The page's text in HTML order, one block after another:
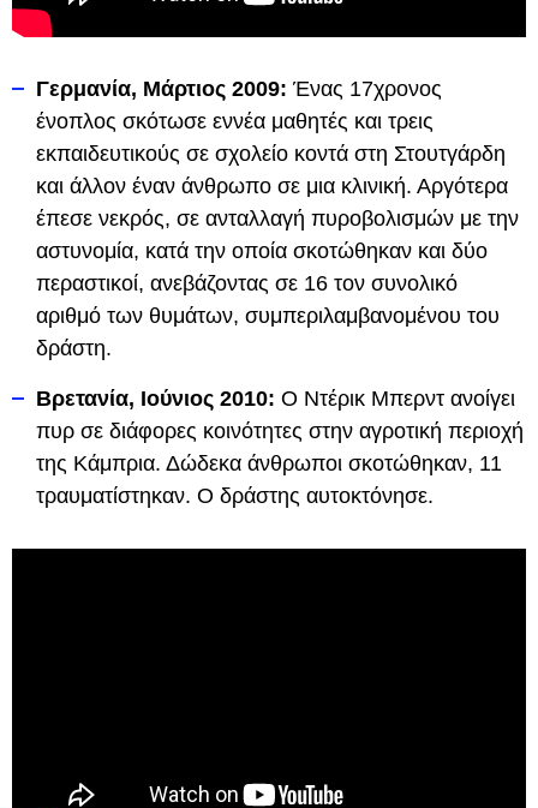
Γερμανία, Μάρτιος 2009: Ένας 17χρονος
ένοπλος σκότωσε εννέα μαθητές και τρεις
εκπαιδευτικούς σε σχολείο κοντά στη Στουτγάρδη
και άλλον έναν άνθρωπο σε μια κλινική. Αργότερα
έπεσε νεκρός, σε ανταλλαγή πυροβολισμών με την
αστυνομία, κατά την οποία σκοτώθηκαν και δύο
περαστικοί, ανεβάζοντας σε 16 τον συνολικό
αριθμό των θυμάτων, συμπεριλαμβανομένου του
δράστη.
Βρετανία, Ιούνιος 2010: Ο Ντέρικ Μπερντ ανοίγει
πυρ σε διάφορες κοινότητες στην αγροτική περιοχή
της Κάμπρια. Δώδεκα άνθρωποι σκοτώθηκαν, 11
τραυματίστηκαν. Ο δράστης αυτοκτόνησε.